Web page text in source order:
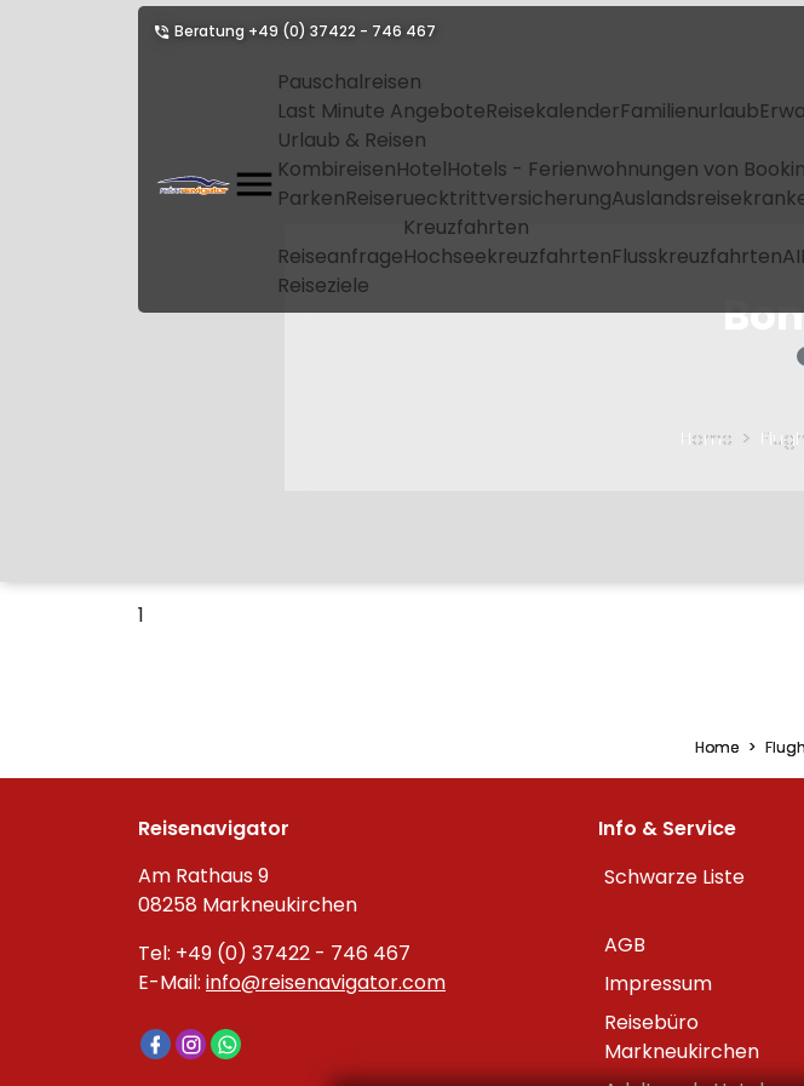
Beratung +49 (0) 37422 - 746 467
Pauschalreisen
Last Minute AngeboteReisekalenderFamilienurlaub
Urlaub & Reisen
KombireisenHotelHotels - Ferienwohnungen von
ParkenReiseruecktrittversicherung
Reiseanfrage
Kreuzfahrten
HochseekreuzfahrtenFlusskreuzfahrten
Reiseziele
Home
1
Home
Reisenavigator
Am Rathaus 9
08258 Markneukirchen
Tel: +49 (0) 37422 - 746 467
E-Mail: info@reisenavigator.com
Info & Service
Schwarze Liste
AGB
Impressum
Reisebüro
Markneukirchen